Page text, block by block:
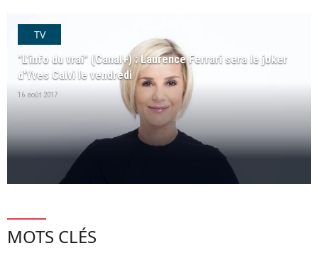
TV
"L'info du vrai" (Canal+) : Laurence Ferrari sera le joker
d'Yves Calvi le vendredi
16 août 2017
MOTS CLÉS